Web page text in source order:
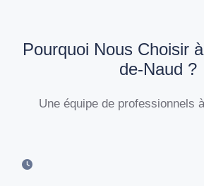
Pourquoi Nous Choisir
de-Naud ?
Une équipe de professionnels